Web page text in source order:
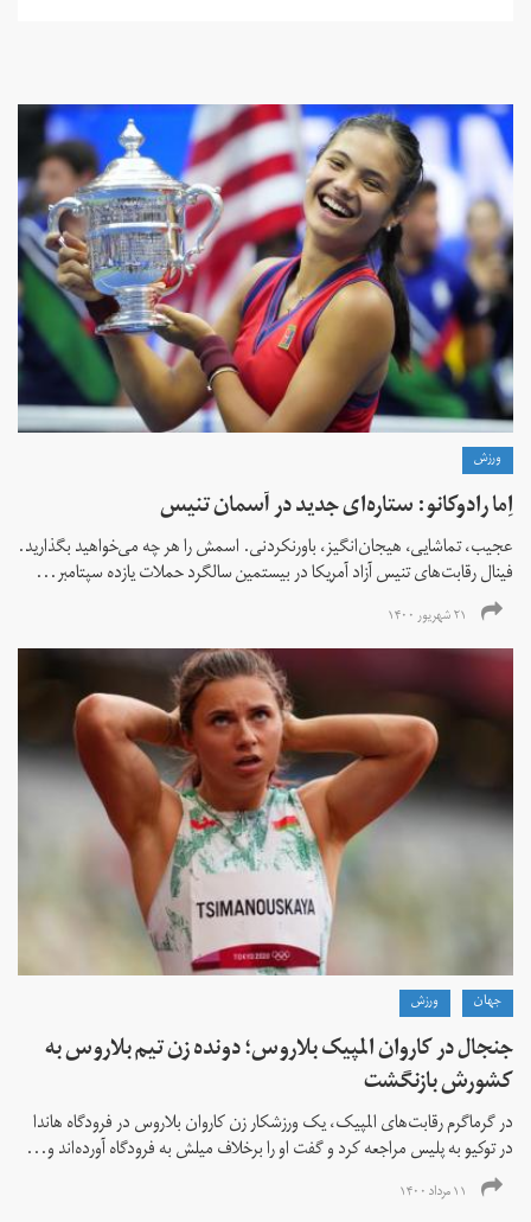
ورزش
اِما رادوکانو: ستاره‌ای جدید در آسمان تنیس
عجیب، تماشایی، هیجان‌انگیز، باورنکردنی. اسمش را هر چه می‌خواهید بگذارید.
فینال رقابت‌های تنیس آزاد آمریکا در بیستمین سالگرد حملات یازده سپتامبر...
۲۱ شهریور ۱۴۰۰
جهان ورزش
جنجال در کاروان المپیک بلاروس؛ دونده زن تیم بلاروس به
کشورش بازنگشت
در گرماگرم رقابت‌های المپیک، یک ورزشکار زن کاروان بلاروس در فرودگاه هاندا
در توکیو به پلیس مراجعه کرد و گفت او را برخلاف میلش به فرودگاه آورده‌اند و...
۱۱ مرداد ۱۴۰۰